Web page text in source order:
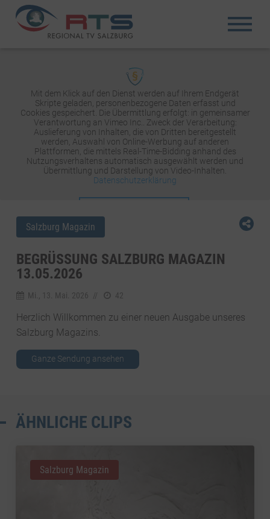
Mit dem Klick auf den Dienst werden auf Ihrem Endgerät
Skripte geladen, personenbezogene Daten erfasst und
Cookies gespeichert. Die Übermittlung erfolgt: in gemeinsamer
Verantwortung an Vimeo Inc.. Zweck der Verarbeitung:
Auslieferung von Inhalten, die von Dritten bereitgestellt
werden, Auswahl von Online-Werbung auf anderen
Plattformen, die mittels Real-Time-Bidding anhand des
Nutzungsverhaltens automatisch ausgewählt werden und
Übermittlung und Darstellung von Video-Inhalten.
Datenschutzerklärung
Salzburg Magazin
BEGRÜSSUNG SALZBURG MAGAZIN 1
3.05.2026
Mi., 13. Mai. 2026 42
Herzlich Willkommen zu einer neuen Ausgabe unseres
Salzburg Magazins.
Ganze Sendung ansehen
ÄHNLICHE CLIPS
Salzburg Magazin